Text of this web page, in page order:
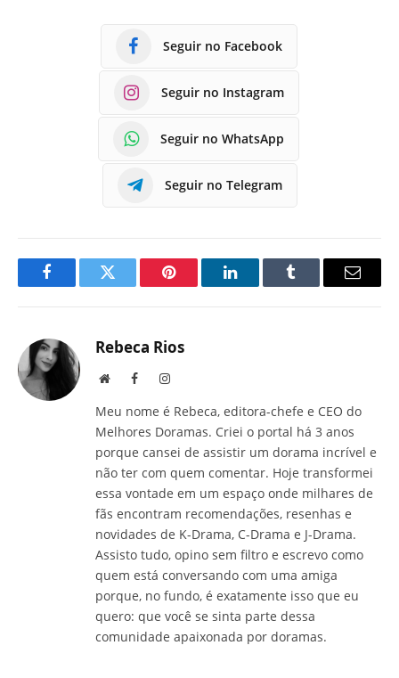
Seguir no Facebook
Seguir no Instagram
Seguir no WhatsApp
Seguir no Telegram
FacebookTwitter Pinterest LinkedInTumblr
E-
Rebeca Rios
Site FacebookInstagram
Meu nome é Rebeca, editora-chefe e CEO do
Melhores Doramas. Criei o portal há 3 anos
porque cansei de assistir um dorama incrível e
não ter com quem comentar. Hoje transformei
essa vontade em um espaço onde milhares de
fãs encontram recomendações, resenhas e
novidades de K-Drama, C-Drama e J-Drama.
Assisto tudo, opino sem filtro e escrevo como
quem está conversando com uma amiga
porque, no fundo, é exatamente isso que eu
quero: que você se sinta parte dessa
comunidade apaixonada por doramas.